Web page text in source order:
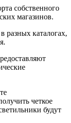
собственного
магазинов.
разных каталогах,
четкое
будут